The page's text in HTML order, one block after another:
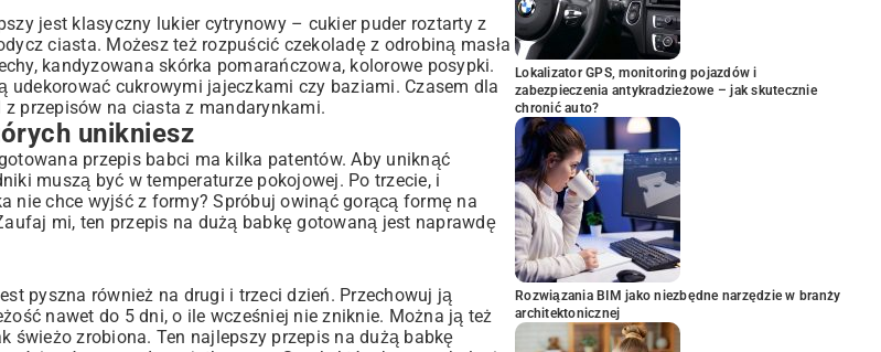
jest klasyczny lukier cytrynowy – cukier puder roztarty z
ciasta. Możesz też rozpuścić czekoladę z odrobiną masła
kandyzowana skórka pomarańczowa, kolorowe posypki.
cukrowymi jajeczkami czy baziami. Czasem dla
z przepisów na ciasta z mandarynkami.
unikniesz
przepis babci ma kilka patentów. Aby uniknąć
muszą być w temperaturze pokojowej. Po trzecie, i
nie chce wyjść z formy? Spróbuj owinąć gorącą formę na
mi, ten przepis na dużą babkę gotowaną jest naprawdę
pyszna również na drugi i trzeci dzień. Przechowuj ją
nawet do 5 dni, o ile wcześniej nie zniknie. Można ją też
zrobiona. Ten najlepszy przepis na dużą babkę
Lokalizator GPS, monitoring pojazdów i
zabezpieczenia antykradzieżowe – jak skutecznie
chronić auto?
Rozwiązania BIM jako niezbędne narzędzie w branży
architektonicznej